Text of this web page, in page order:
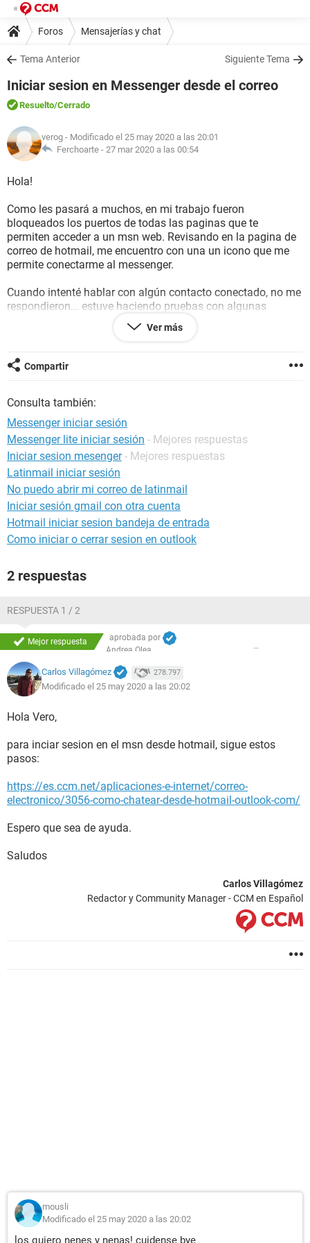
Foros Mensajerías y chat
Tema Anterior Siguiente Tema
Iniciar sesion en Messenger desde el correo
Resuelto/Cerrado
verog - Modificado el 25 may 2020 a las 20:01
Ferchoarte - 27 mar 2020 a las 00:54
Hola!
Como les pasará a muchos, en mi trabajo fueron
bloqueados los puertos de todas las paginas que te
permiten acceder a un msn web. Revisando en la pagina de
correo de hotmail, me encuentro con una un icono que me
permite conectarme al messenger.
Cuando intenté hablar con algún contacto conectado, no me
respondieron... estuve haciendo pruebas con algunas
personas que me hablaron directemnete por el msn y no me
llegan por los mensajes por el messenger del correo,
como yo. ¿Cómo se usa? Desde ya muchas gracias y espero
que puedan ayudarme, ya que sería de gran ayuda para la
Vero.
Configuración:Windows XP Internet Explorer 6.0
Ver más
Compartir
Consulta también:
Messenger iniciar sesión
Messenger lite iniciar sesión - Mejores respuestas
Iniciar sesion mesenger - Mejores respuestas
Latinmail iniciar sesión
No puedo abrir mi correo de latinmail
Iniciar sesión gmail con otra cuenta
Hotmail iniciar sesion bandeja de entrada
Como iniciar o cerrar sesion en outlook
2 respuestas
RESPUESTA 1 / 2
Mejor respuesta
aprobada por
Andrea Olea
Carlos Villagómez 278.797
Modificado el 25 may 2020 a las 20:02
Hola Vero,
para inciar sesion en el msn desde hotmail, sigue estos
pasos:
https://es.ccm.net/aplicaciones-e-internet/correo-
electronico/3056-como-chatear-desde-hotmail-outlook-com/
Espero que sea de ayuda.
Saludos
Carlos Villagómez
Redactor y Community Manager - CCM en Español
mousli
Modificado el 25 may 2020 a las 20:02
los quiero nenes y nenas! cuidense bye